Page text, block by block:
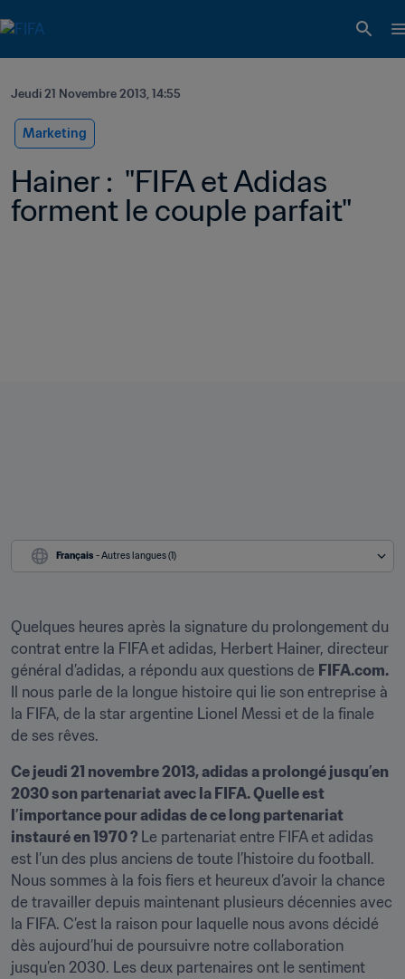
Jeudi 21 Novembre 2013, 14:55
Marketing
Hainer :  "FIFA et Adidas
forment le couple parfait"
Français - Autres langues (1)
Quelques heures après la signature du prolongement du
contrat entre la FIFA et adidas, Herbert Hainer, directeur
général d’adidas, a répondu aux questions de
Il nous parle de la longue histoire qui lie son entreprise à
la FIFA, de la star argentine Lionel Messi et de la finale
de ses rêves.
Ce jeudi 21 novembre 2013, adidas a prolongé jusqu’en
2030 son partenariat avec la FIFA. Quelle est
l’importance pour adidas de ce long partenariat
instauré en 1970 ? Le partenariat entre FIFA et adidas
est l’un des plus anciens de toute l’histoire du football.
Nous sommes à la fois fiers et heureux d’avoir la chance
de travailler depuis maintenant plusieurs décennies avec
la FIFA. C’est la raison pour laquelle nous avons décidé
dès aujourd’hui de poursuivre notre collaboration
jusqu’en 2030. Les deux partenaires ont le sentiment